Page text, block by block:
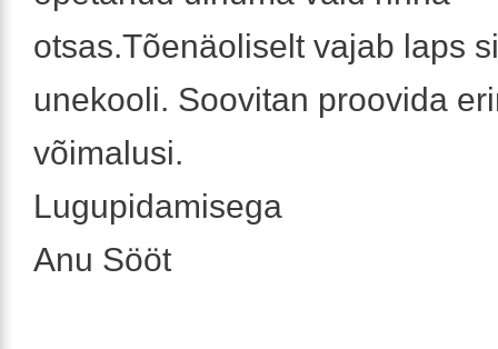
otsas.Tõenäoliselt vajab laps
unekooli. Soovitan proovida
võimalusi.
Lugupidamisega
Anu Sööt